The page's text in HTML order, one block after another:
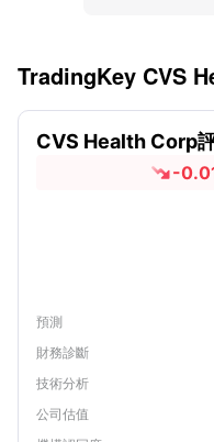
TradingKey CVS
CVS Health Corp
-
預測
財務診斷
技術分析
公司估值